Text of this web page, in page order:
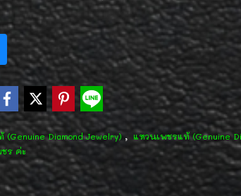
(Genuine Diamond Jewelry), แหวนเพชรแท้ (Genuine
ร ค่ะ